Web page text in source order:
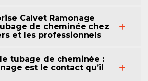
Calvet Ramonage
de cheminée chez
et les professionnels
tubage de cheminée :
est le contact qu’il